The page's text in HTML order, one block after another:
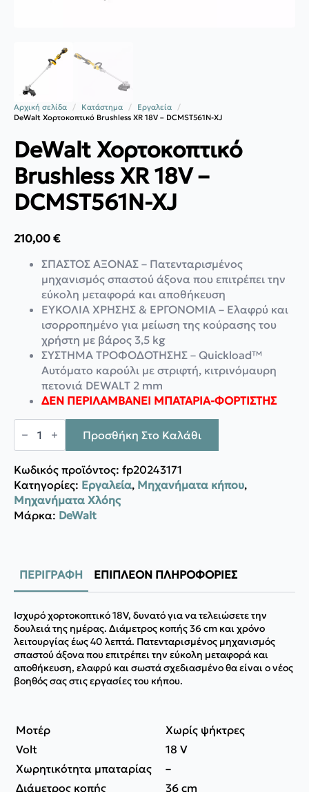
Αρχική σελίδα Κατάστημα
Εργαλεία
DeWalt Χορτοκοπτικό Brushless XR 18V – DCMST561N-XJ
DeWalt Χορτοκοπτικό
Brushless XR 18V –
DCMST561N-XJ
210,00 €
ΣΠΑΣΤΟΣ ΑΞΟΝΑΣ – Πατενταρισμένος
μηχανισμός σπαστού άξονα που επιτρέπει την
εύκολη μεταφορά και αποθήκευση
ΕΥΚΟΛΙΑ ΧΡΗΣΗΣ & ΕΡΓΟΝΟΜΙΑ – Ελαφρύ και
ισορροπημένο για μείωση της κούρασης του
χρήστη με βάρος 3,5 kg
ΣΥΣΤΗΜΑ ΤΡΟΦΟΔΟΤΗΣΗΣ – Quickload™
Αυτόματο καρούλι με στριφτή, κιτρινόμαυρη
πετονιά DEWALT 2 mm
ΔΕΝ ΠΕΡΙΛΑΜΒΑΝΕΙ ΜΠΑΤΑΡΙΑ-ΦΟΡΤΙΣΤΗΣ
DeWalt
Χορτοκοπτικό
18V
-
DCMST561N-
XJ
ποσότητα
Προσθήκη Στο Καλάθι
Κωδικός προϊόντος: fp20243171
Κατηγορίες: Εργαλεία, Μηχανήματα κήπου,
Μηχανήματα Χλόης
Μάρκα: DeWalt
ΠΕΡΙΓΡΑΦΉ ΕΠΙΠΛΈΟΝ ΠΛΗΡΟΦΟΡΊΕΣ
Ισχυρό χορτοκοπτικό 18V, δυνατό για να τελειώσετε την
δουλειά της ημέρας. Διάμετρος κοπής 36 cm και χρόνο
λειτουργίας έως 40 λεπτά. Πατενταρισμένος μηχανισμός
σπαστού άξονα που επιτρέπει την εύκολη μεταφορά και
αποθήκευση, ελαφρύ και σωστά σχεδιασμένο θα είναι ο νέος
βοηθός σας στις εργασίες του κήπου.
Μοτέρ
Χωρίς ψήκτρες
Volt
18 V
Χωρητικότητα μπαταρίας
–
Διάμετρος κοπής
36 cm